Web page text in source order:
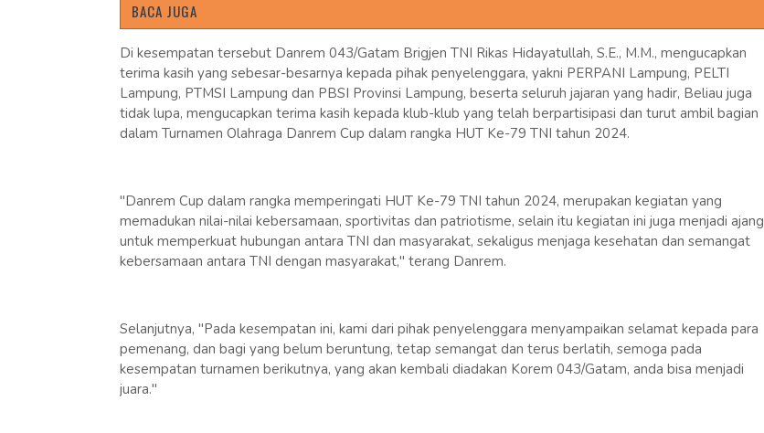
BACA JUGA
Di kesempatan tersebut Danrem 043/Gatam Brigjen TNI Rikas Hidayatullah, S.E., M.M., mengucapkan
terima kasih yang sebesar-besarnya kepada pihak penyelenggara, yakni PERPANI Lampung, PELTI
Lampung, PTMSI Lampung dan PBSI Provinsi Lampung, beserta seluruh jajaran yang hadir, Beliau juga
tidak lupa, mengucapkan terima kasih kepada klub-klub yang telah berpartisipasi dan turut ambil bagian
dalam Turnamen Olahraga Danrem Cup dalam rangka HUT Ke-79 TNI tahun 2024.
"Danrem Cup dalam rangka memperingati HUT Ke-79 TNI tahun 2024, merupakan kegiatan yang
memadukan nilai-nilai kebersamaan, sportivitas dan patriotisme, selain itu kegiatan ini juga menjadi ajang
untuk memperkuat hubungan antara TNI dan masyarakat, sekaligus menjaga kesehatan dan semangat
kebersamaan antara TNI dengan masyarakat," terang Danrem.
Selanjutnya, "Pada kesempatan ini, kami dari pihak penyelenggara menyampaikan selamat kepada para
pemenang, dan bagi yang belum beruntung, tetap semangat dan terus berlatih, semoga pada
kesempatan turnamen berikutnya, yang akan kembali diadakan Korem 043/Gatam, anda bisa menjadi
juara."